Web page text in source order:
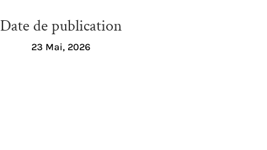
Date de publication
23 Mai, 2026